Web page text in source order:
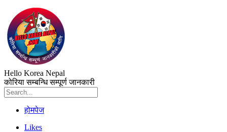
Hello Korea Nepal
कोरिया सम्बन्धि सम्पूर्ण जानकारी
होमपेज
Likes